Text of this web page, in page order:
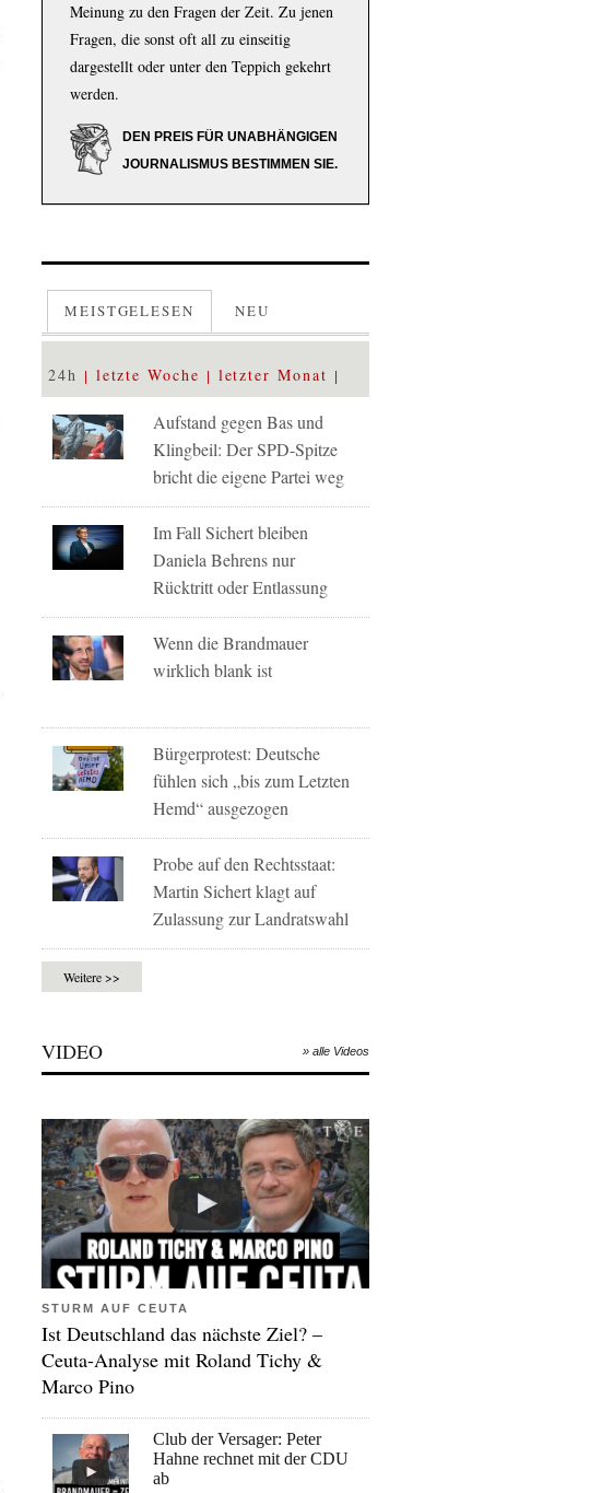
Meinung zu den Fragen der Zeit. Zu jenen
Fragen, die sonst oft all zu einseitig
dargestellt oder unter den Teppich gekehrt
werden.
DEN PREIS FÜR UNABHÄNGIGEN
JOURNALISMUS BESTIMMEN SIE.
MEISTGELESEN NEU
24h letzte Woche letzter Monat
Aufstand gegen Bas und
Klingbeil: Der SPD-Spitze
bricht die eigene Partei weg
Im Fall Sichert bleiben
Daniela Behrens nur
Rücktritt oder Entlassung
Wenn die Brandmauer
wirklich blank ist
Bürgerprotest: Deutsche
fühlen sich „bis zum Letzten
Hemd“ ausgezogen
Probe auf den Rechtsstaat:
Martin Sichert klagt auf
Zulassung zur Landratswahl
Weitere >>
VIDEO » alle Videos
STURM AUF CEUTA
Ist Deutschland das nächste Ziel? –
Ceuta-Analyse mit Roland Tichy &
Marco Pino
Club der Versager: Peter
Hahne rechnet mit der CDU
ab